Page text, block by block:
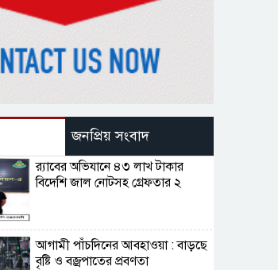
জনপ্রিয় সংবাদ
র‌্যাবের অভিযানে ৪৩ লাখ টাকার
বিদেশি জাল নোটসহ গ্রেফতার ২
আগামী পাঁচদিনের আবহাওয়া : বাড়ছে
বৃষ্টি ও বজ্রপাতের প্রবণতা